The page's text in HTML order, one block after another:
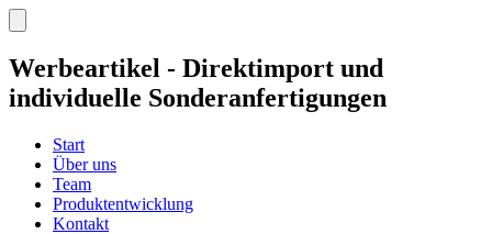
Werbeartikel - Direktimport und
individuelle Sonderanfertigungen
Start
Über uns
Team
Produktentwicklung
Kontakt